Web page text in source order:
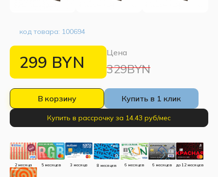
код товара: 100694
299 BYN Цена
329BYN
В корзину Купить в 1 клик
Купить в рассрочку за 14.43 руб/мес
2 месяца 5 месяцев 3 месяца 8 месяцев 6 месяцев 6 месяцев до 12 месяцев